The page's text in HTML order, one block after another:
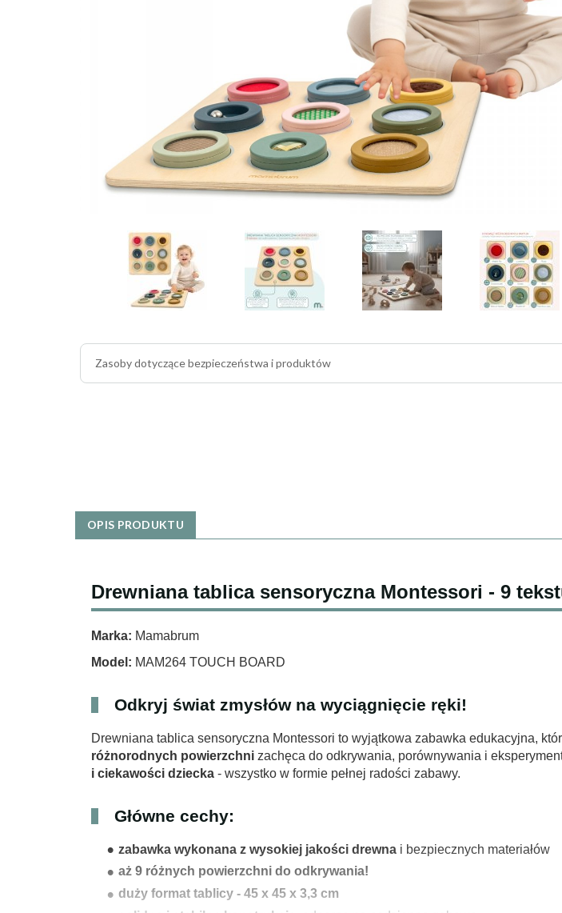
Zasoby dotyczące bezpieczeństwa i produktów
OPIS PRODUKTU
Drewniana tablica sensoryczna Montessori - 9
Marka: Mamabrum
Model: MAM264 TOUCH BOARD
Odkryj świat zmysłów na wyciągnięcie ręki!
Drewniana tablica sensoryczna Montessori to wyjątkowa zabawka edukacyjna,
różnorodnych powierzchni zachęca do odkrywania, porównywania i
i ciekawości dziecka - wszystko w formie pełnej radości zabawy.
Główne cechy:
zabawka wykonana z wysokiej jakości drewna i bezpiecznych materiałów
aż 9 różnych powierzchni do odkrywania!
duży format tablicy - 45 x 45 x 3,3 cm